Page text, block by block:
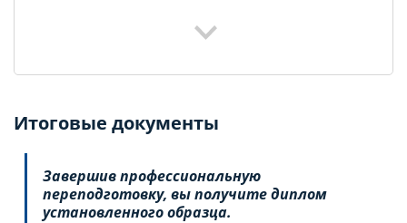
Итоговые документы
Завершив профессиональную
переподготовку, вы получите диплом
установленного образца.